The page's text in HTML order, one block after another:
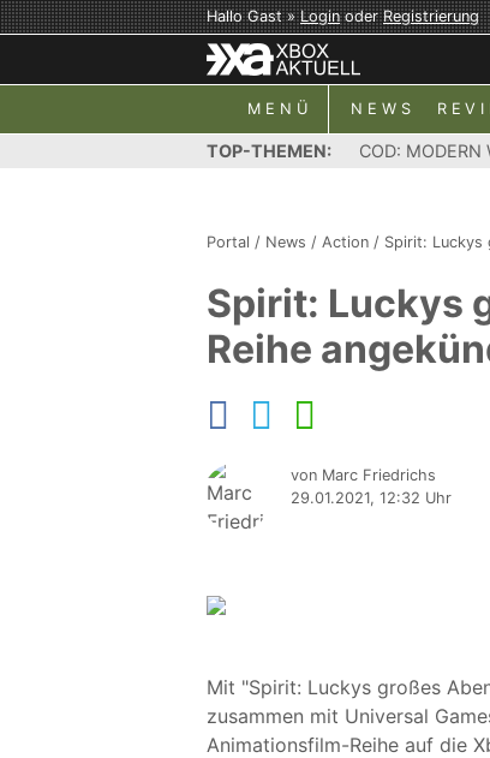
Hallo Gast »LoginoderRegistrierung
MENÜ NEWS
TOP-THEMEN: COD: MODERN
Portal / News / Action / Spirit: Luckys
Spirit: Luckys
Reihe
von Marc Friedrichs
29.01.2021, 12:32 Uhr
Mit "Spirit: Luckys großes
zusammen mit Universal
Animationsfilm-Reihe auf die